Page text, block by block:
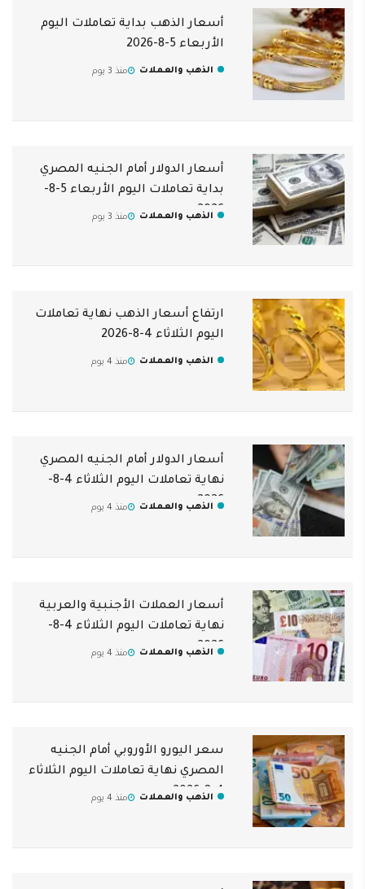
أسعار الذهب بداية تعاملات اليوم
الأربعاء 5-8-2026
الذهب والعملات منذ 3 يوم
أسعار الدولار أمام الجنيه المصري
بداية تعاملات اليوم الأربعاء 5-8-
2026
الذهب والعملات منذ 3 يوم
ارتفاع أسعار الذهب نهاية تعاملات
اليوم الثلاثاء 4-8-2026
الذهب والعملات منذ 4 يوم
أسعار الدولار أمام الجنيه المصري
نهاية تعاملات اليوم الثلاثاء 4-8-
2026
الذهب والعملات منذ 4 يوم
أسعار العملات الأجنبية والعربية
نهاية تعاملات اليوم الثلاثاء 4-8-
2026
الذهب والعملات منذ 4 يوم
سعر اليورو الأوروبي أمام الجنيه
المصري نهاية تعاملات اليوم الثلاثاء
4-8-2026 الذهب والعملات منذ 4 يوم